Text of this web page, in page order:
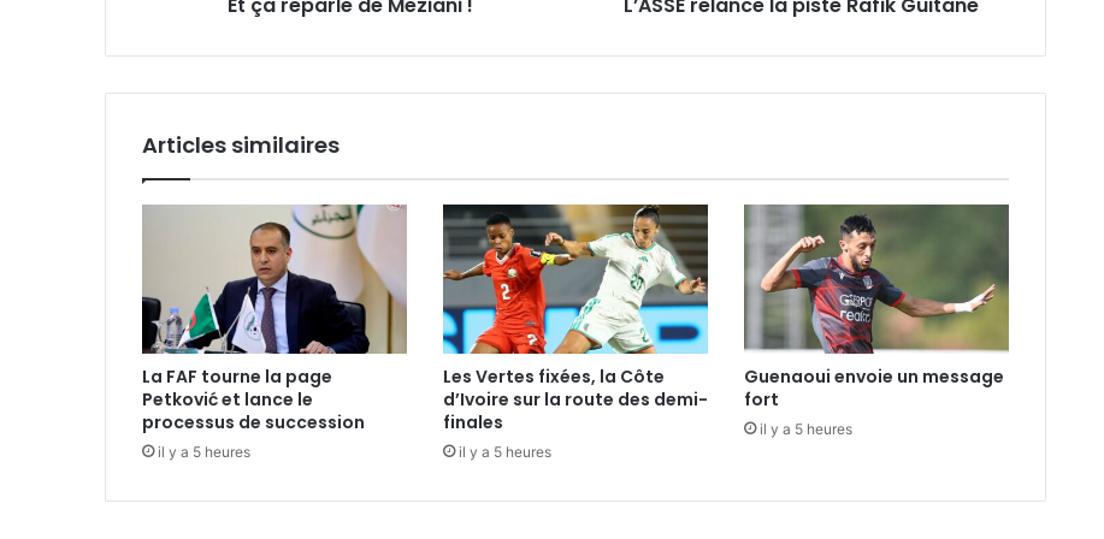
Articles similaires
La FAF tourne la page
Petković et lance le
processus de succession
il y a 5 heures
Les Vertes fixées, la Côte
d’Ivoire sur la route des demi-
finales
il y a 5 heures
Guenaoui envoie un message
fort
il y a 5 heures